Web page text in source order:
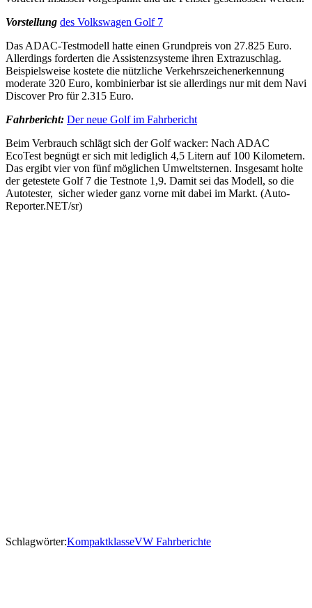
Vorstellung des Volkswagen Golf 7
Das ADAC-Testmodell hatte einen Grundpreis von 27.825 Euro.
Allerdings forderten die Assistenzsysteme ihren Extrazuschlag.
Beispielsweise kostete die nützliche Verkehrszeichenerkennung
moderate 320 Euro, kombinierbar ist sie allerdings nur mit dem Navi
Discover Pro für 2.315 Euro.
Fahrbericht: Der neue Golf im Fahrbericht
Beim Verbrauch schlägt sich der Golf wacker: Nach ADAC
EcoTest begnügt er sich mit lediglich 4,5 Litern auf 100 Kilometern.
Das ergibt vier von fünf möglichen Umweltsternen. Insgesamt holte
der getestete Golf 7 die Testnote 1,9. Damit sei das Modell, so die
Autotester, sicher wieder ganz vorne mit dabei im Markt. (Auto-
Reporter.NET/sr)
Schlagwörter:KompaktklasseVW Fahrberichte